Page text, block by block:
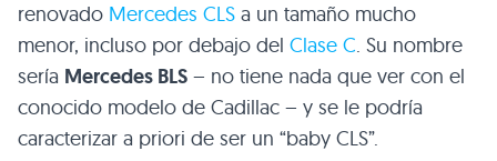
renovado Mercedes CLS a un tamaño mucho
menor, incluso por debajo del Clase C. Su nombre
sería Mercedes BLS – no tiene nada que ver con el
conocido modelo de Cadillac – y se le podría
caracterizar a priori de ser un “baby CLS”.